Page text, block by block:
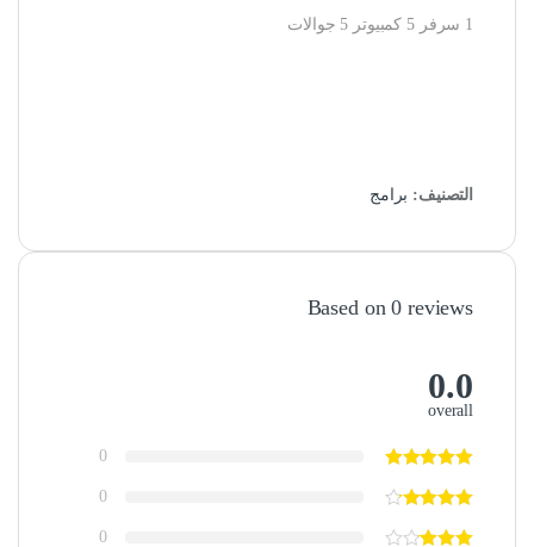
1 سرفر 5 كمبيوتر 5 جوالات
التصنيف: برامج
Based on 0 reviews
0.0
overall
0
0
0